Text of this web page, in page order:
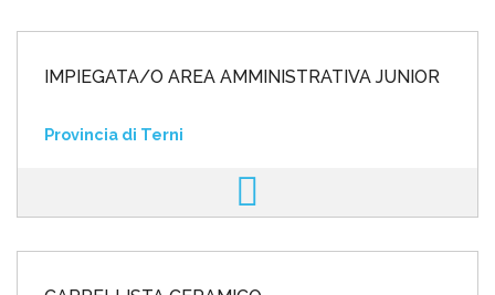
IMPIEGATA/O AREA AMMINISTRATIVA JUNIOR
Provincia di Terni